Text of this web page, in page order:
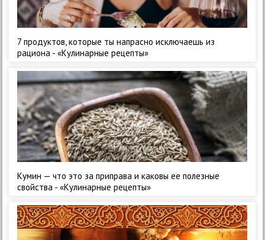
7 продуктов, которые ты напрасно исключаешь из
рациона - «Кулинарные рецепты»
Кумин — что это за приправа и каковы ее полезные
свойства - «Кулинарные рецепты»